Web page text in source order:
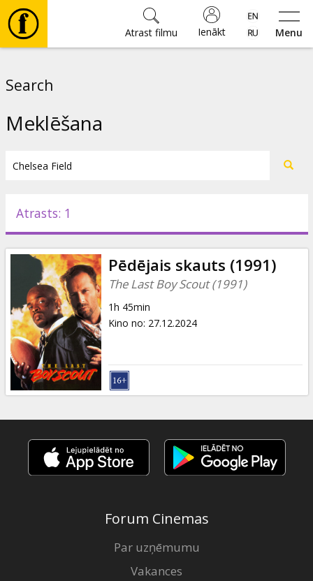
Menu
Ienākt
Atrast filmu
Pasākumi
Ziņas
Dāvanu
kartes
Uzkodas
B2B
Kino
Klubs
Search
Meklēšana
Atrasts: 1
Pēdējais skauts (1991)
The Last Boy Scout (1991)
1h 45min
Kino no: 27.12.2024
Forum Cinemas
Par uzņēmumu
Vakances